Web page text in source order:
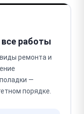
все работы
ремонта и
—
порядке.